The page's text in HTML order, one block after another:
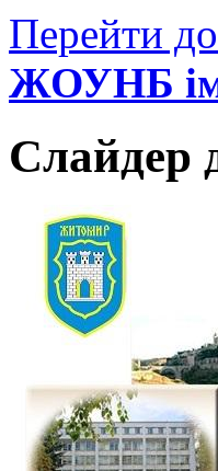
Перейти
ЖОУНБ
Слайдер